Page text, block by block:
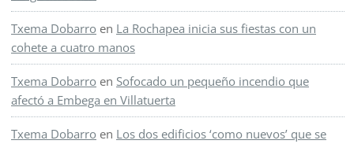
Txema Dobarro en La Rochapea inicia sus fiestas con un
cohete a cuatro manos
Txema Dobarro en Sofocado un pequeño incendio que
afectó a Embega en Villatuerta
Txema Dobarro en Los dos edificios ‘como nuevos’ que se